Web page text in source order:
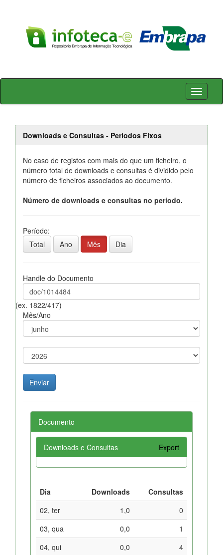
Skip
Downloads e Consultas - Períodos Fixos
No caso de registos com mais do que um ficheiro, o
número total de downloads e consultas é dividido pelo
número de ficheiros associados ao documento.
Número de downloads e consultas no período.
Período:
Total
Ano Mês Dia
Handle do Documento
(ex. 1822/417)
Mês/Ano
Documento
Downloads e Consultas Export
Dia Downloads
Consultas
02, ter
1,0
0
03, qua
0,0
1
04, qui
0,0
4